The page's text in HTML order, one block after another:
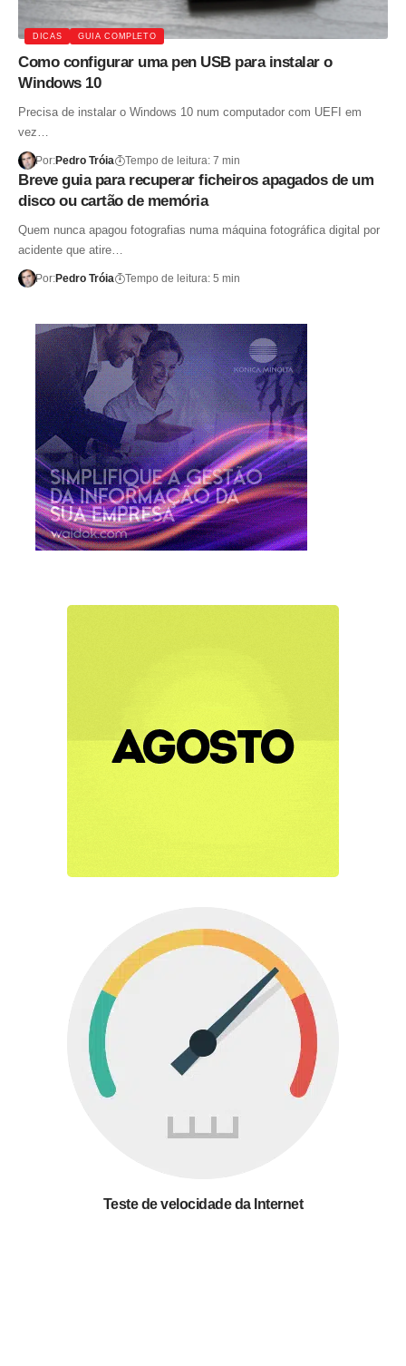
DICAS GUIA COMPLETO
Como configurar uma pen USB para instalar o
Windows 10
Precisa de instalar o Windows 10 num computador com UEFI em
vez…
Por:Pedro Tróia Tempo de leitura: 7 min
Breve guia para recuperar ficheiros apagados de um
disco ou cartão de memória
Quem nunca apagou fotografias numa máquina fotográfica digital por
acidente que atire…
Por:Pedro Tróia Tempo de leitura: 5 min
Teste de velocidade da Internet